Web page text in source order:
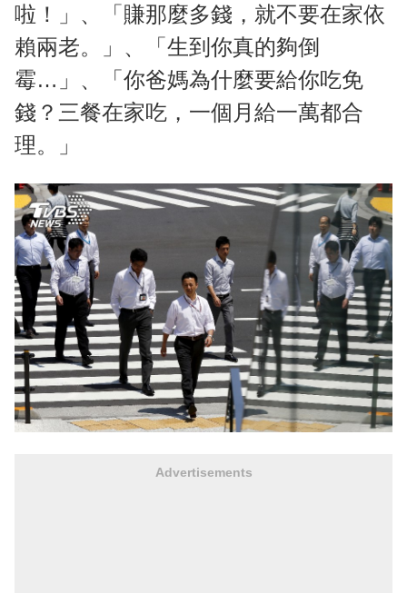
啦！」、「賺那麼多錢，就不要在家依
賴兩老。」、「生到你真的夠倒
霉…」、「你爸媽為什麼要給你吃免
錢？三餐在家吃，一個月給一萬都合
理。」
Advertisements